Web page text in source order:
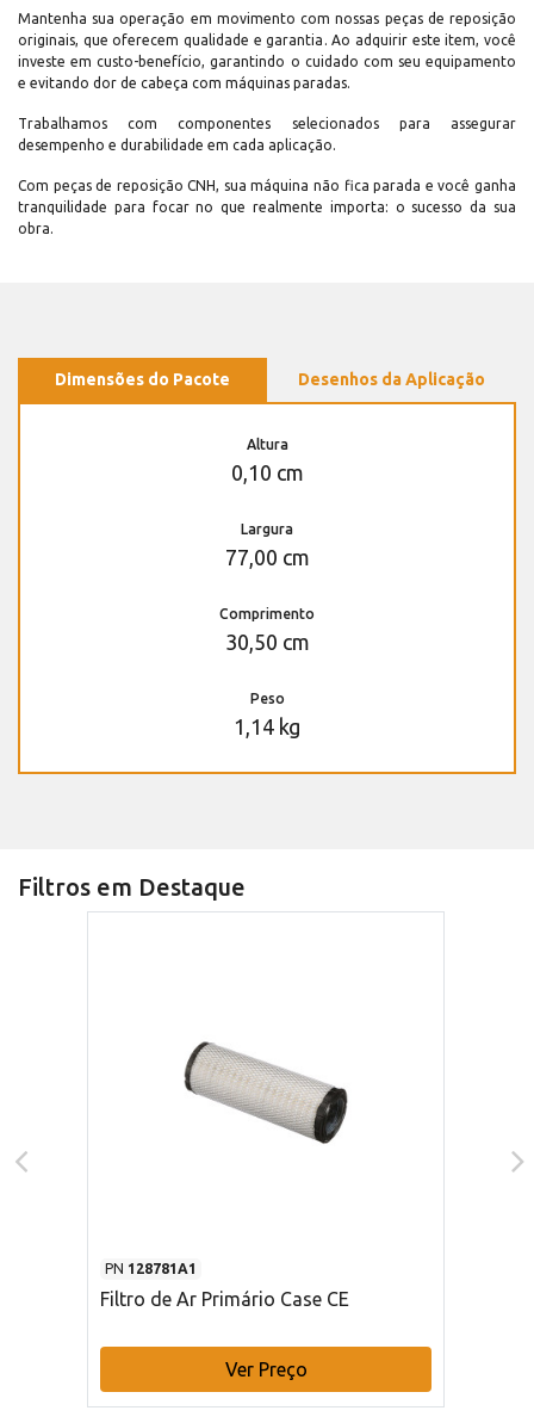
Mantenha sua operação em movimento com nossas peças de reposição
originais, que oferecem qualidade e garantia. Ao adquirir este item, você
investe em custo-benefício, garantindo o cuidado com seu equipamento
e evitando dor de cabeça com máquinas paradas.
Trabalhamos com componentes selecionados para assegurar
desempenho e durabilidade em cada aplicação.
Com peças de reposição CNH, sua máquina não fica parada e você ganha
tranquilidade para focar no que realmente importa: o sucesso da sua
obra.
Dimensões do Pacote Desenhos da Aplicação
Altura
0,10 cm
Largura
77,00 cm
Comprimento
30,50 cm
Peso
1,14 kg
Filtros em Destaque
PN 128781A1
Filtro de Ar Primário Case CE
Ver Preço